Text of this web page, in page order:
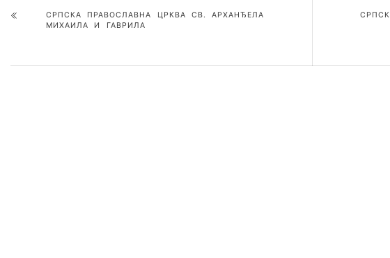
СРПСКА ПРАВОСЛАВНА ЦРКВА СВ. АРХАНЂЕЛА
МИХАИЛА И ГАВРИЛА